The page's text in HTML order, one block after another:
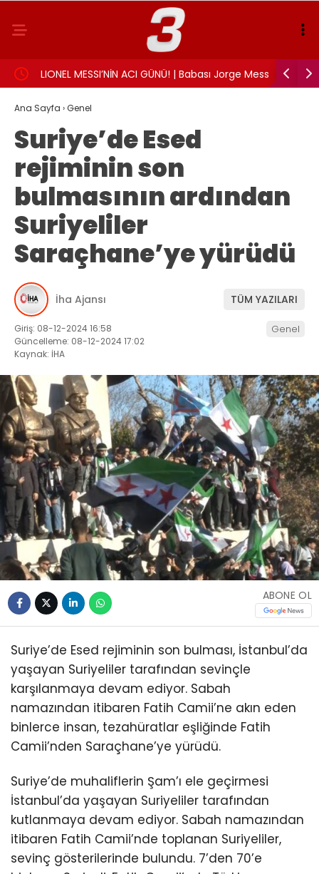
LIONEL MESSI’NİN ACI GÜNÜ! | Babası Jorge Messi
hayatını kaybetti
Ana Sayfa ›Genel
Suriye’de Esed
rejiminin son
bulmasının ardından
Suriyeliler
Saraçhane’ye yürüdü
İha Ajansı TÜM YAZILARI
Giriş: 08-12-2024 16:58
Güncelleme: 08-12-2024 17:02
Kaynak: İHA
Genel
ABONE OL
Suriye’de Esed rejiminin son bulması, İstanbul’da
yaşayan Suriyeliler tarafından sevinçle
karşılanmaya devam ediyor. Sabah
namazından itibaren Fatih Camii’ne akın eden
binlerce insan, tezahüratlar eşliğinde Fatih
Camii’nden Saraçhane’ye yürüdü.
Suriye’de muhaliflerin Şam’ı ele geçirmesi
İstanbul’da yaşayan Suriyeliler tarafından
kutlanmaya devam ediyor. Sabah namazından
itibaren Fatih Camii’nde toplanan Suriyeliler,
sevinç gösterilerinde bulundu. 7’den 70’e